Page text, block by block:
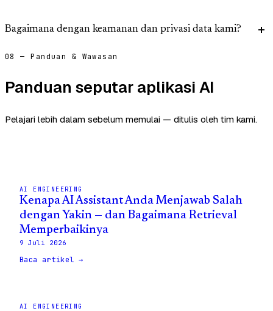
Bagaimana dengan keamanan dan privasi data kami?
08 — Panduan & Wawasan
Panduan seputar aplikasi AI
Pelajari lebih dalam sebelum memulai — ditulis oleh tim kami.
AI ENGINEERING
Kenapa AI Assistant Anda Menjawab Salah
dengan Yakin — dan Bagaimana Retrieval
Memperbaikinya
9 Juli 2026
Baca artikel →
AI ENGINEERING